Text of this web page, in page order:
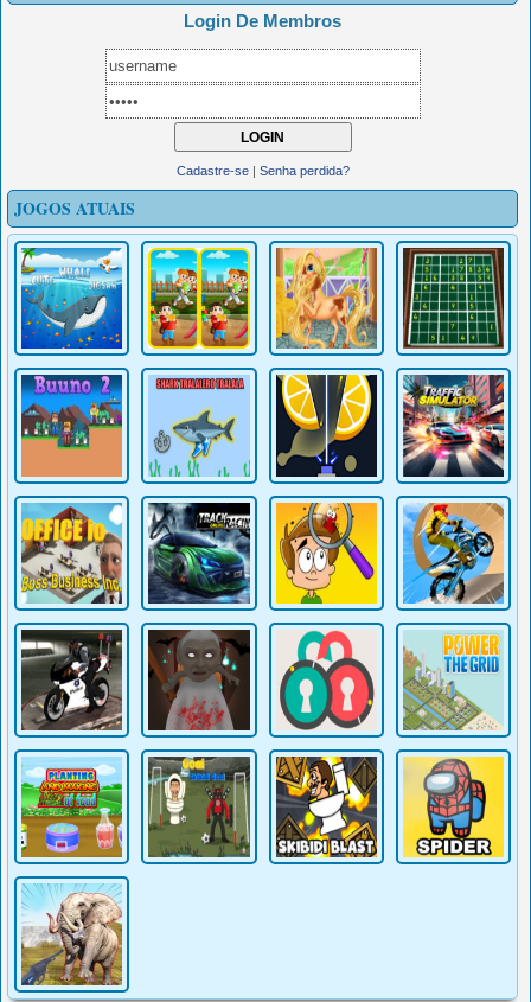
Login De Membros
Cadastre-se| Senha perdida?
JOGOS ATUAIS